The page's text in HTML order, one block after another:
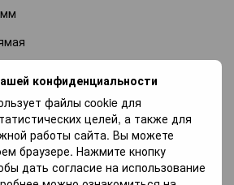
конфиденциальности
файлы cookie для
целей, а также для
работы сайта. Вы можете
браузере. Нажмите кнопку
дать согласие на использование
Оплата Гарантия